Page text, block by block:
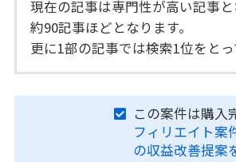
現在の記事は専門性が高い記事と
約90記事ほどとなります。
更に1部の記事では検索1位をとっ
この案件は購入
フィリエイト案
の収益改善提案